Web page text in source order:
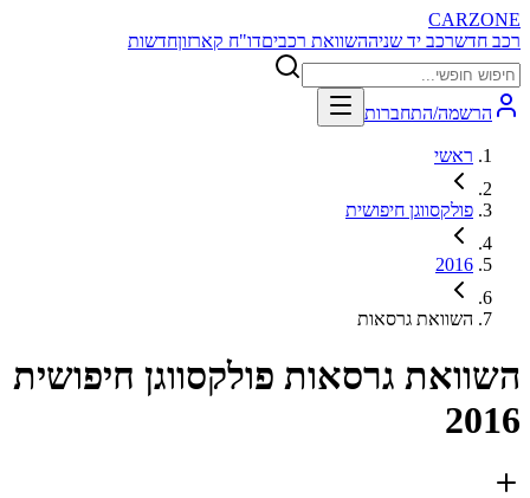
CARZONE
רכב חדשרכב יד שניההשוואת רכביםדו"ח קארזוןחדשות
הרשמה/התחברות
ראשי
פולקסווגן חיפושית
2016
השוואת גרסאות
השוואת גרסאות פולקסווגן חיפושית
2016